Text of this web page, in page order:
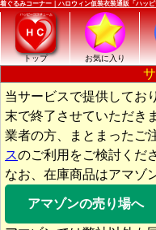
着ぐるみコーナー｜ハロウィン仮装衣装通販「ハッピ
トップ お気に入り
当サービスで提供してお
末で終了させていただき
業者の方、まとまったご
スのご利用をご検討くだ
なお、在庫商品はアマゾ
アマゾンの売り場へ